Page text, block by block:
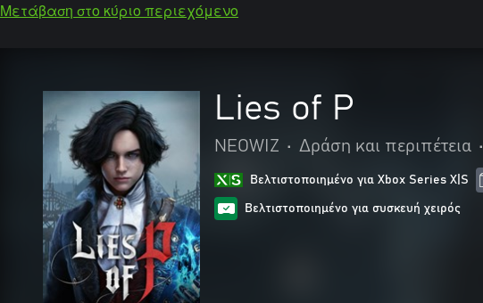
Μετάβαση στο κύριο περιεχόμενο
Lies of P
NEOWIZ • Δράση και περιπέτεια •
Βελτιστοποιημένο για Xbox Series X|S
Βελτιστοποιημένο για συσκευή χειρός